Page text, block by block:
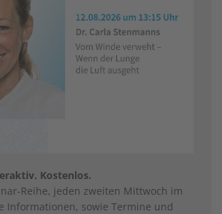
Kostenlos.
Reihe, jeden zweiten Mittwoch im
Informationen, sowie Termine und